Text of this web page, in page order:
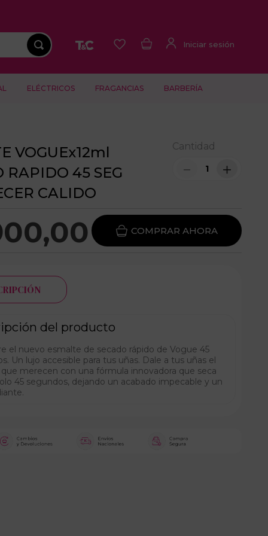
ELÉCTRICOS FRAGANCIAS BARBERÍA
VOGUEx12ml
RAPIDO 45 SEG
CALIDO
Cantidad
＋
－
,00
del producto
el nuevo esmalte de secado rápido de Vogue 45
Un lujo accesible para tus uñas. Dale a tus uñas el
merecen con una fórmula innovadora que seca
45 segundos, dejando un acabado impecable y un